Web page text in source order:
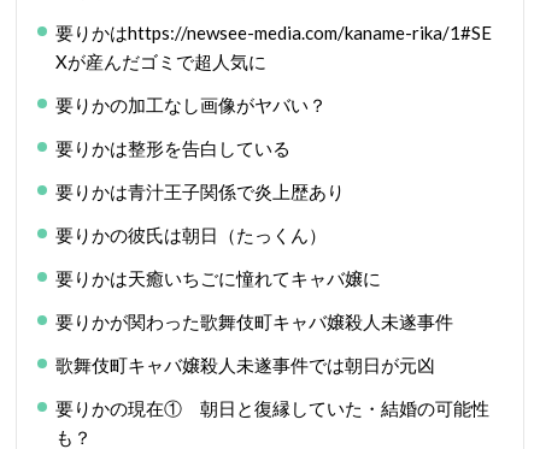
要りかはhttps://newsee-media.com/kaname-rika/1#SE
Xが産んだゴミで超人気に
要りかの加工なし画像がヤバい？
要りかは整形を告白している
要りかは青汁王子関係で炎上歴あり
要りかの彼氏は朝日（たっくん）
要りかは天癒いちごに憧れてキャバ嬢に
要りかが関わった歌舞伎町キャバ嬢殺人未遂事件
歌舞伎町キャバ嬢殺人未遂事件では朝日が元凶
要りかの現在① 朝日と復縁していた・結婚の可能性
も？